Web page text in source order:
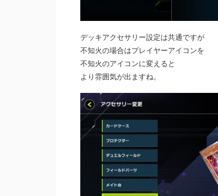
デッキアクセサリー設定は共通ですが
不知火の場合はプレイヤーアイコンを
不知火のアイコンに変えると
より雰囲気が出ますね。